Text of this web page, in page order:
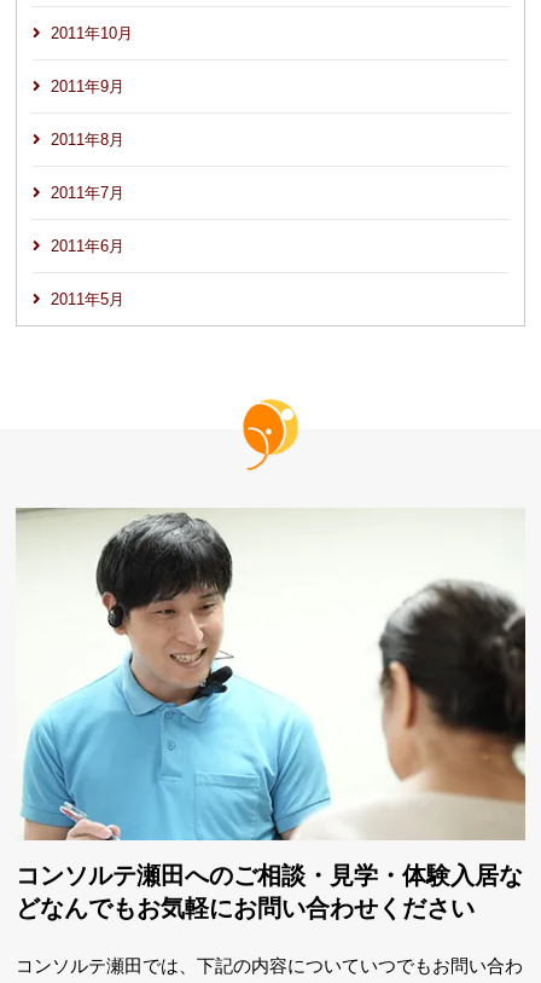
2011年10月
2011年9月
2011年8月
2011年7月
2011年6月
2011年5月
コンソルテ瀬田へのご相談・見学・体験入居な
どなんでもお気軽にお問い合わせください
コンソルテ瀬田では、下記の内容についていつでもお問い合わ